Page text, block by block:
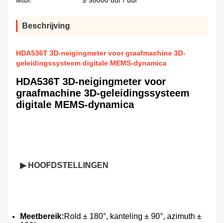
Beschrijving
HDA536T 3D-neigingmeter voor graafmachine 3D-
geleidingssysteem digitale MEMS-dynamica
HDA536T 3D-neigingmeter voor
graafmachine 3D-geleidingssysteem
digitale MEMS-dynamica
▶ HOOFDSTELLINGEN
Meetbereik:Rold ± 180°, kanteling ± 90°, azimuth ±